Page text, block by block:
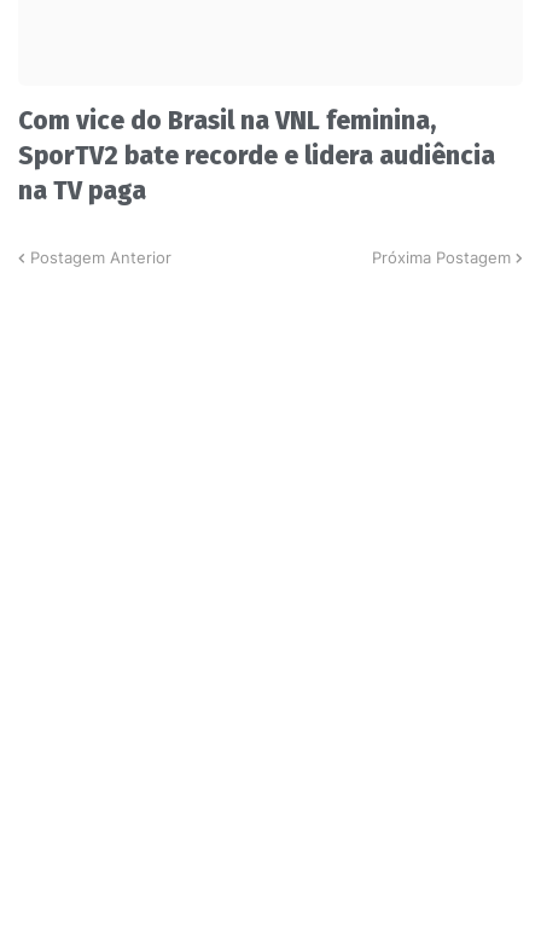
Com vice do Brasil na VNL feminina,
SporTV2 bate recorde e lidera audiência
na TV paga
Postagem Anterior Próxima Postagem